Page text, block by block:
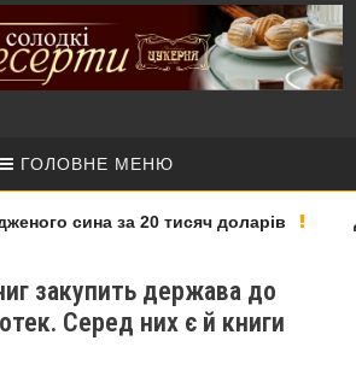
ГОЛОВНЕ МЕНЮ
сина за 20 тисяч доларів
закупить держава до
Серед них є й книги